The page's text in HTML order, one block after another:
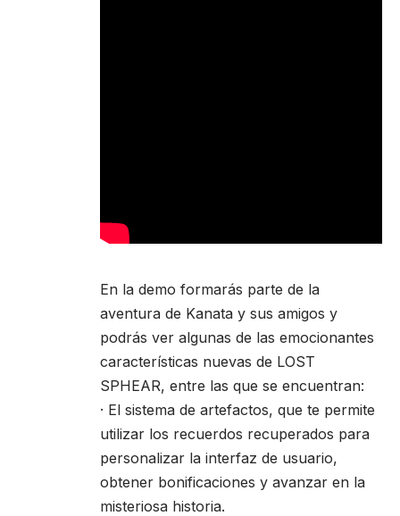
En la demo formarás parte de la
aventura de Kanata y sus amigos y
podrás ver algunas de las emocionantes
características nuevas de LOST
SPHEAR, entre las que se encuentran:
· El sistema de artefactos, que te permite
utilizar los recuerdos recuperados para
personalizar la interfaz de usuario,
obtener bonificaciones y avanzar en la
misteriosa historia.